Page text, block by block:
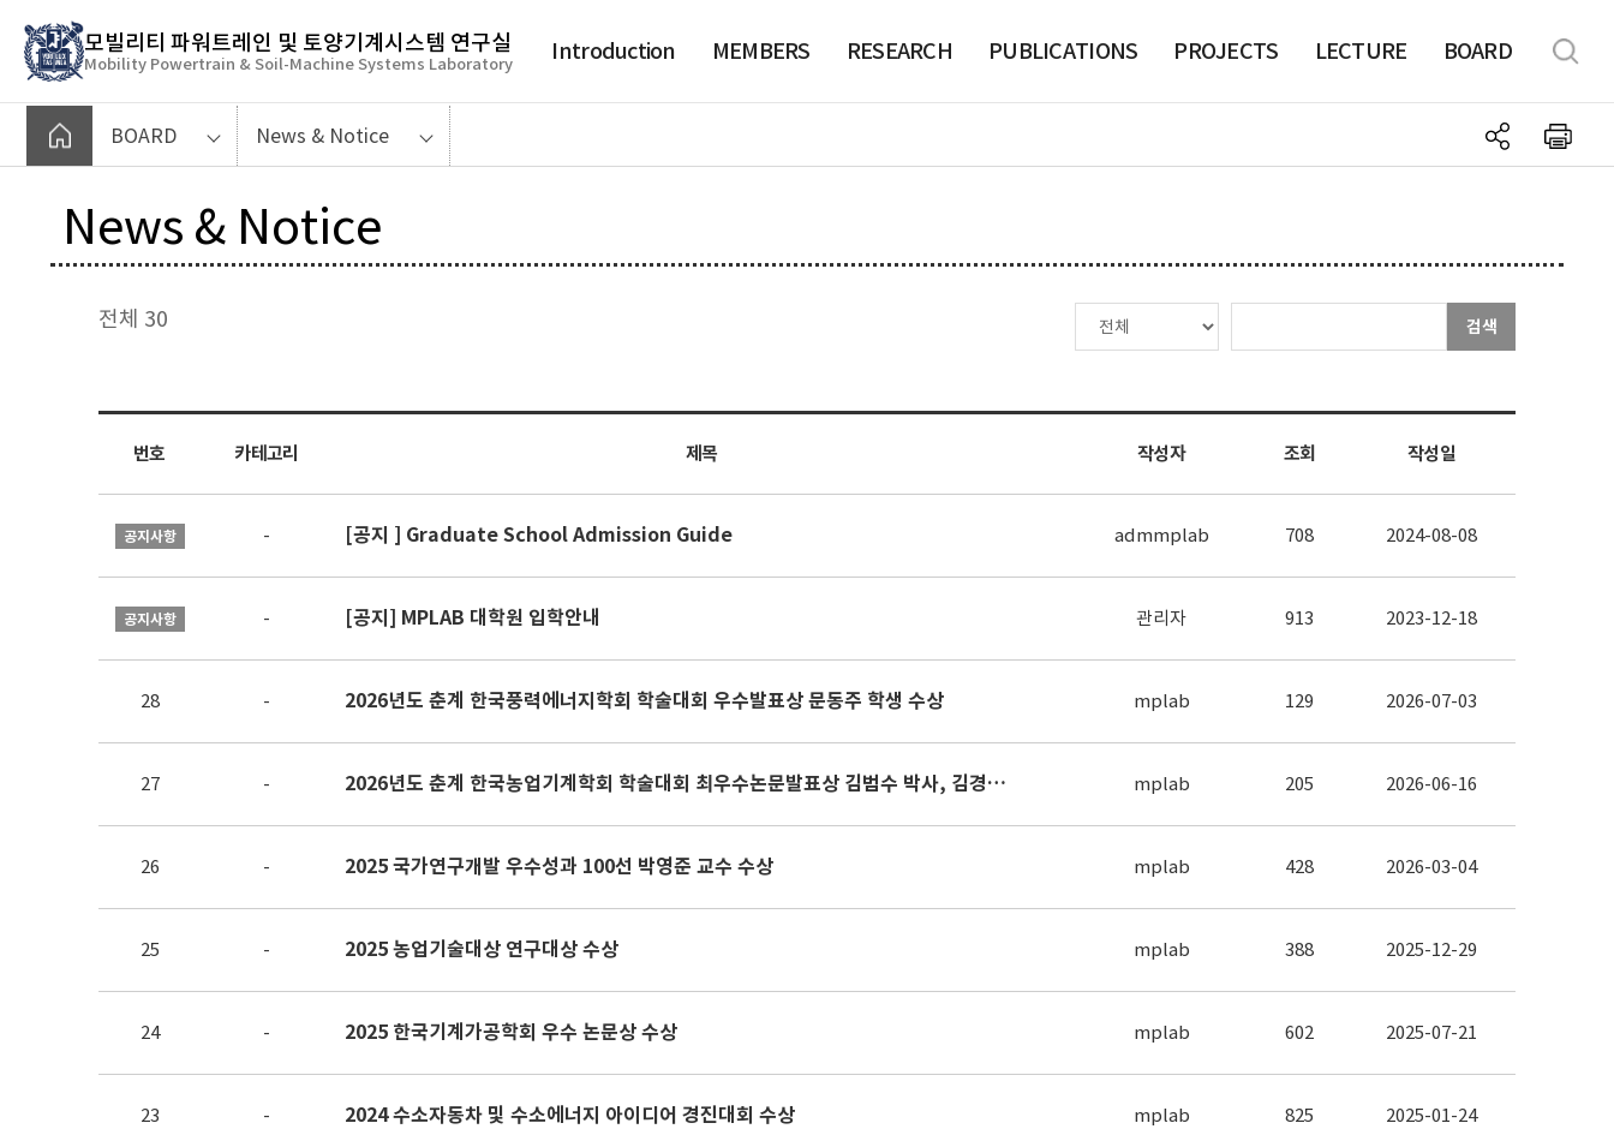
기
모빌리티 파워트레인 및 토양기계시스템 연구실
Mobility Powertrain & Soil-Machine Systems Laboratory Introduction MEMBERS RESEARCH PUBLICATIONS PROJECTS LECTURE BOARD
여기에 제목 텍스트 추가
BOARD News & Notice
News & Notice
전체 30 검색
번호 카테고리 제목 작성자 조회 작성일
공지사항 - [공지 ] Graduate School Admission Guide admmplab 708 2024-08-08
공지사항 - [공지] MPLAB 대학원 입학안내 관리자 913 2023-12-18
28 - 2026년도 춘계 한국풍력에너지학회 학술대회 우수발표상 문동주 학생 수상 mplab 129 2026-07-03
27 - 2026년도 춘계 한국농업기계학회 학술대회 최우수논문발표상 김범수 박사, 김경대, 김재현, 문동주, 이태림 학생 수상, 우수논문발표상 김태현 학생 수상 mplab 205 2026-06-16
26 - 2025 국가연구개발 우수성과 100선 박영준 교수 수상 mplab 428 2026-03-04
25 - 2025 농업기술대상 연구대상 수상 mplab 388 2025-12-29
24 - 2025 한국기계가공학회 우수 논문상 수상 mplab 602 2025-07-21
23 - 2024 수소자동차 및 수소에너지 아이디어 경진대회 수상 mplab 825 2025-01-24